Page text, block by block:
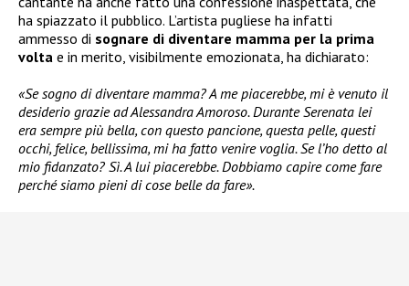
ha spiazzato il pubblico. L’artista pugliese ha infatti
ammesso di sognare di diventare mamma per la prima
volta e in merito, visibilmente emozionata, ha dichiarato:
«Se sogno di diventare mamma? A me piacerebbe, mi è venuto il
desiderio grazie ad Alessandra Amoroso. Durante Serenata lei
era sempre più bella, con questo pancione, questa pelle, questi
occhi, felice, bellissima, mi ha fatto venire voglia. Se l’ho detto al
mio fidanzato? Sì. A lui piacerebbe. Dobbiamo capire come fare
perché siamo pieni di cose belle da fare».